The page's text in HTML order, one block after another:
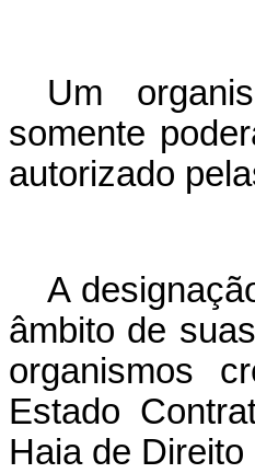
Um
somente
autorizado
A
âmbito de
organismos
Estado
Haia de